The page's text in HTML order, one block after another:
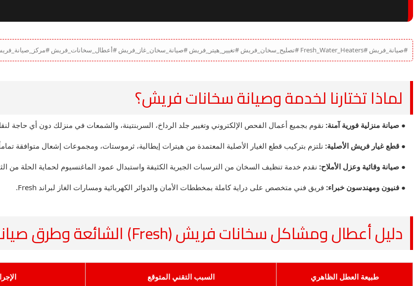
#صيانة_فريش #Fresh_Water_Heaters #تصليح_سخان_فريش #تغيير_هيتر_فريش #صيانة_سخان_غاز_فريش #أعطال_سخانات_فريش #مركز_صيانة_فريش_مصر #اصلاح_ثرموستات_Fresh
لماذا تختارنا لخدمة وصيانة سخانات فريش؟
● صيانة منزلية فورية آمنة: نقوم بجميع أعمال الفحص الإلكتروني وتغيير جلد الرداخ، السربنتينة، والشمعات في منزلك دون أي حاجة
● قطع غيار فريش الأصلية: نلتزم بتركيب قطع الغيار الأصلية المعتمدة من هيترات إيطالية، ثرموستات، ومجموعات إشعال متوافقة
● صيانة وقائية وعزل الأملاح: نقدم خدمة تنظيف السخان من الترسبات الجيرية الكثيفة واستبدال عمود الماغنسيوم لحماية الحلة من
● فنيون ومهندسون خبراء: فريق فني متخصص على دراية كاملة بمخططات الأمان والدوائر الكهربائية ومسارات الغاز لبراند Fresh.
دليل أعطال ومشاكل سخانات فريش (Fresh) الشائعة وطرق صيانة العطل
طبيعة العطل الظاهري السبب التقني المتوقع